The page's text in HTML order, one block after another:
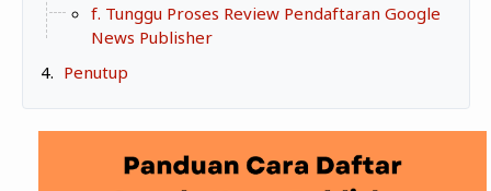
f. Tunggu Proses Review Pendaftaran Google
News Publisher
Penutup